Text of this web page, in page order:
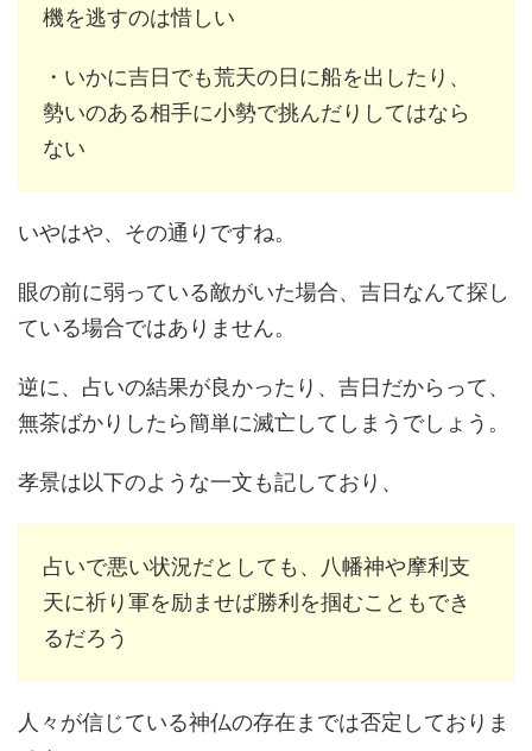
機を逃すのは惜しい
・いかに吉日でも荒天の日に船を出したり、
勢いのある相手に小勢で挑んだりしてはなら
ない
いやはや、その通りですね。
眼の前に弱っている敵がいた場合、吉日なんて探し
ている場合ではありません。
逆に、占いの結果が良かったり、吉日だからって、
無茶ばかりしたら簡単に滅亡してしまうでしょう。
孝景は以下のような一文も記しており、
占いで悪い状況だとしても、八幡神や摩利支
天に祈り軍を励ませば勝利を掴むこともでき
るだろう
人々が信じている神仏の存在までは否定しておりま